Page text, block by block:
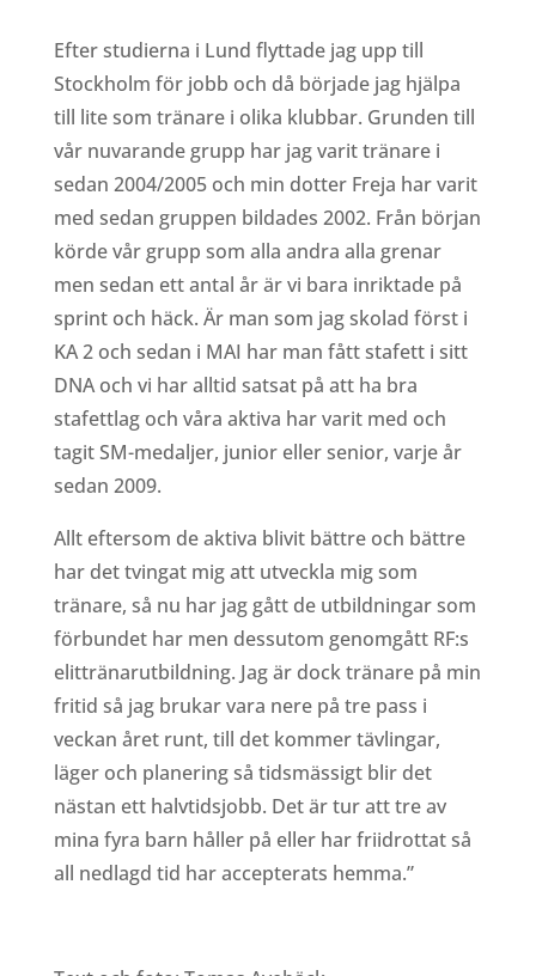
Efter studierna i Lund flyttade jag upp till
Stockholm för jobb och då började jag hjälpa
till lite som tränare i olika klubbar. Grunden till
vår nuvarande grupp har jag varit tränare i
sedan 2004/2005 och min dotter Freja har varit
med sedan gruppen bildades 2002. Från början
körde vår grupp som alla andra alla grenar
men sedan ett antal år är vi bara inriktade på
sprint och häck. Är man som jag skolad först i
KA 2 och sedan i MAI har man fått stafett i sitt
DNA och vi har alltid satsat på att ha bra
stafettlag och våra aktiva har varit med och
tagit SM-medaljer, junior eller senior, varje år
sedan 2009.
Allt eftersom de aktiva blivit bättre och bättre
har det tvingat mig att utveckla mig som
tränare, så nu har jag gått de utbildningar som
förbundet har men dessutom genomgått RF:s
elittränarutbildning. Jag är dock tränare på min
fritid så jag brukar vara nere på tre pass i
veckan året runt, till det kommer tävlingar,
läger och planering så tidsmässigt blir det
nästan ett halvtidsjobb. Det är tur att tre av
mina fyra barn håller på eller har friidrottat så
all nedlagd tid har accepterats hemma.”